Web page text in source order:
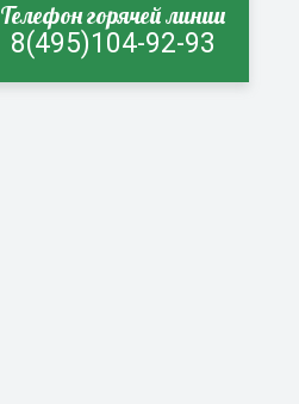
Телефон горячей линии
8(495)104-92-93